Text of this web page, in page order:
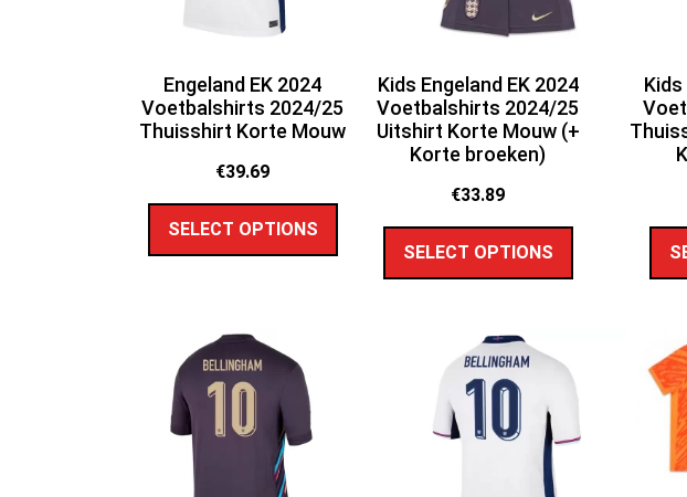
Engeland EK 2024
Voetbalshirts 2024/25
Thuisshirt Korte Mouw
€39.69
SELECT OPTIONS
Kids Engeland EK 2024
Voetbalshirts 2024/25
Uitshirt Korte Mouw (+
Korte broeken)
€33.89
SELECT OPTIONS
Kids